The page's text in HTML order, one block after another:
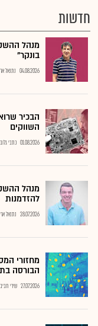
חדשות
מנהל
בונקר"
04.08.2026 נתנאל
הבכיר
השווקים
01.08.2026 כתבי
מנהל
להזדמנות
28.07.2026 נתנאל
מחזורי
הבורסה
27.07.2026 שירי